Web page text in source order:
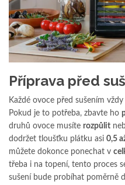
Příprava před
Každé ovoce před sušením
Pokud je to potřeba, zbavte ho
druhů ovoce musíte rozpůlit
dodržet tloušťku plátku asi 0,5
můžete dokonce ponechat v
třeba i na topení, tento proces
sušení bude probíhat poměrně